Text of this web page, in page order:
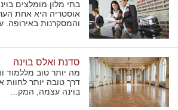
אוסטריה היא אחת
והמסקרנות באירופה.
סדנת ואלס בוינה
מה יותר טוב מללמוד
דרך טובה יותר
בוינה עצמה, המק...